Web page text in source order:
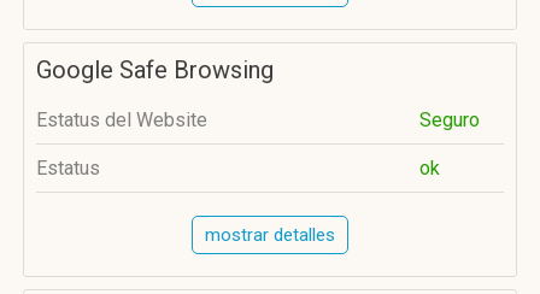
Google Safe Browsing
Estatus del Website Seguro
Estatus ok
mostrar detalles